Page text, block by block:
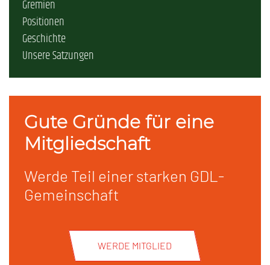
Gremien
Positionen
Geschichte
Unsere Satzungen
Gute Gründe für eine
Mitgliedschaft
Werde Teil einer starken GDL-
Gemeinschaft
WERDE MITGLIED